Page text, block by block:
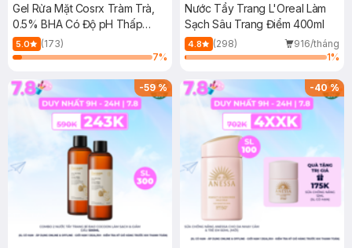
Gel Rửa Mặt Cosrx Tràm Trà,
0.5% BHA Có Độ pH Thấp
150ml
5.0
(173)
7%
Nước Tẩy Trang L'Oreal Làm
Sạch Sâu Trang Điểm 400ml
4.8 (298)
916/tháng
1%
-59% -40%